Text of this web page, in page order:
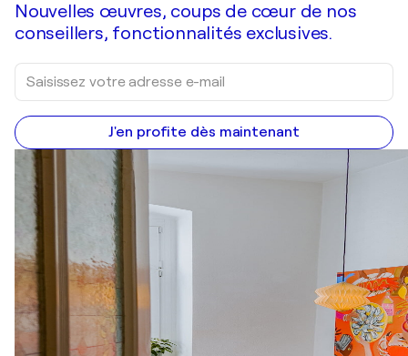
Nouvelles œuvres, coups de cœur de nos
conseillers, fonctionnalités exclusives.
J'en profite dès maintenant